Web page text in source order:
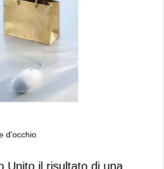
d'occhio
da tenere d'occhio
Unito il risultato di una